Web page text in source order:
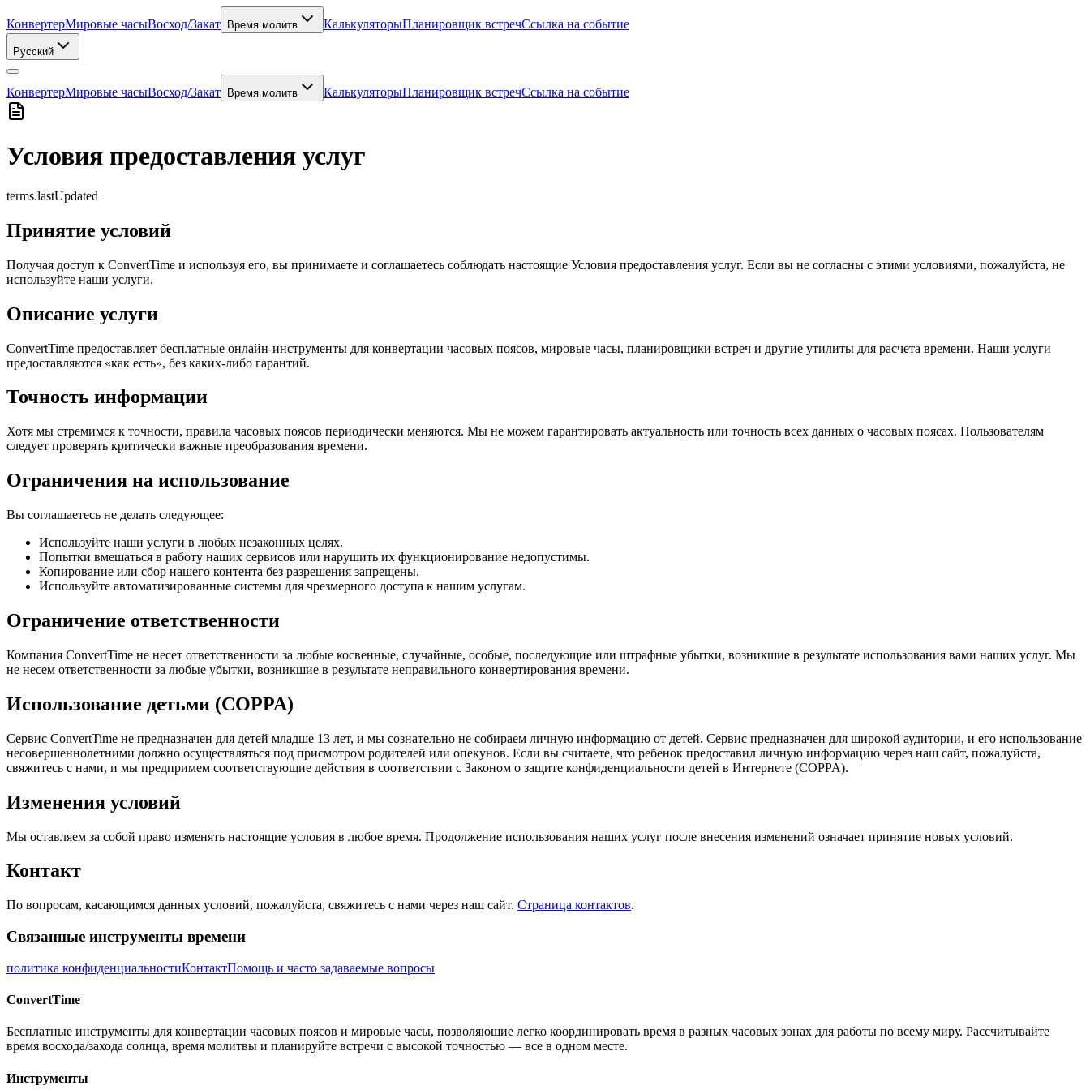
КонвертерМировые часыВосход/Закат Время молитв КалькуляторыПланировщик встречСсылка на событие
Русский
КонвертерМировые часыВосход/Закат Время молитв КалькуляторыПланировщик встречСсылка на событие
Условия предоставления услуг
terms.lastUpdated
Принятие условий
Получая доступ к ConvertTime и используя его, вы принимаете и соглашаетесь соблюдать настоящие Условия предоставления услуг. Если вы не согласны с этими условиями, пожалуйста, не
используйте наши услуги.
Описание услуги
ConvertTime предоставляет бесплатные онлайн-инструменты для конвертации часовых поясов, мировые часы, планировщики встреч и другие утилиты для расчета времени. Наши услуги
предоставляются «как есть», без каких-либо гарантий.
Точность информации
Хотя мы стремимся к точности, правила часовых поясов периодически меняются. Мы не можем гарантировать актуальность или точность всех данных о часовых поясах. Пользователям
следует проверять критически важные преобразования времени.
Ограничения на использование
Вы соглашаетесь не делать следующее:
Используйте наши услуги в любых незаконных целях.
Попытки вмешаться в работу наших сервисов или нарушить их функционирование недопустимы.
Копирование или сбор нашего контента без разрешения запрещены.
Используйте автоматизированные системы для чрезмерного доступа к нашим услугам.
Ограничение ответственности
Компания ConvertTime не несет ответственности за любые косвенные, случайные, особые, последующие или штрафные убытки, возникшие в результате использования вами наших услуг. Мы
не несем ответственности за любые убытки, возникшие в результате неправильного конвертирования времени.
Использование детьми (COPPA)
Сервис ConvertTime не предназначен для детей младше 13 лет, и мы сознательно не собираем личную информацию от детей. Сервис предназначен для широкой аудитории, и его использование
несовершеннолетними должно осуществляться под присмотром родителей или опекунов. Если вы считаете, что ребенок предоставил личную информацию через наш сайт, пожалуйста,
свяжитесь с нами, и мы предпримем соответствующие действия в соответствии с Законом о защите конфиденциальности детей в Интернете (COPPA).
Изменения условий
Мы оставляем за собой право изменять настоящие условия в любое время. Продолжение использования наших услуг после внесения изменений означает принятие новых условий.
Контакт
По вопросам, касающимся данных условий, пожалуйста, свяжитесь с нами через наш сайт. Страница контактов.
Связанные инструменты времени
политика конфиденциальностиКонтактПомощь и часто задаваемые вопросы
ConvertTime
Бесплатные инструменты для конвертации часовых поясов и мировые часы, позволяющие легко координировать время в разных часовых зонах для работы по всему миру. Рассчитывайте
время восхода/захода солнца, время молитвы и планируйте встречи с высокой точностью — все в одном месте.
Инструменты